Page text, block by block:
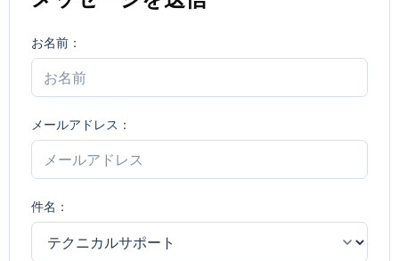
お名前：
メールアドレス：
件名：